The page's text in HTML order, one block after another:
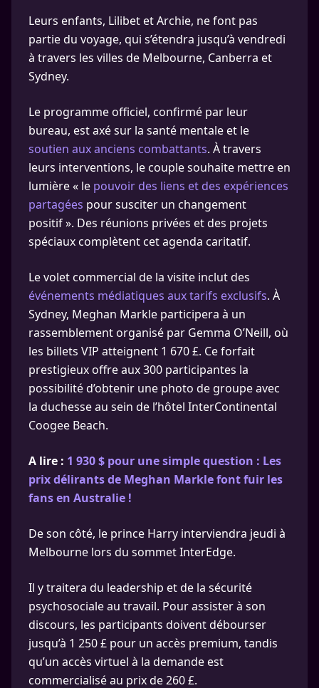
Leurs enfants, Lilibet et Archie, ne font pas
partie du voyage, qui s’étendra jusqu’à vendredi
à travers les villes de Melbourne, Canberra et
Sydney.
Le programme officiel, confirmé par leur
bureau, est axé sur la santé mentale et le
soutien aux anciens combattants. À travers
leurs interventions, le couple souhaite mettre en
lumière « le pouvoir des liens et des expériences
partagées pour susciter un changement
positif ». Des réunions privées et des projets
spéciaux complètent cet agenda caritatif.
Le volet commercial de la visite inclut des
événements médiatiques aux tarifs exclusifs. À
Sydney, Meghan Markle participera à un
rassemblement organisé par Gemma O’Neill, où
les billets VIP atteignent 1 670 £. Ce forfait
prestigieux offre aux 300 participantes la
possibilité d’obtenir une photo de groupe avec
la duchesse au sein de l’hôtel InterContinental
Coogee Beach.
A lire : 1 930 $ pour une simple question : Les
prix délirants de Meghan Markle font fuir les
fans en Australie !
De son côté, le prince Harry interviendra jeudi à
Melbourne lors du sommet InterEdge.
Il y traitera du leadership et de la sécurité
psychosociale au travail. Pour assister à son
discours, les participants doivent débourser
jusqu’à 1 250 £ pour un accès premium, tandis
qu’un accès virtuel à la demande est
commercialisé au prix de 260 £.